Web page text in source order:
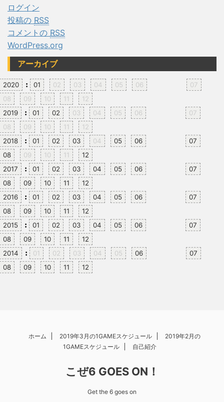
ログイン
投稿の RSS
コメントの RSS
WordPress.org
アーカイブ
2020 : 01 02 03 04 05 06
07
08
09 10 11
12
2019
: 01 02 03 04 05 06
07
08
09 10 11
12
2018
: 01 02 03 04 05 06
07
08
09 10 11
12
2017
: 01 02 03 04 05 06
07
08
09 10 11
12
2016
: 01 02 03 04 05 06
07
08
09 10 11
12
2015
: 01 02 03 04 05 06
07
08
09 10 11
12
2014
: 01 02 03 04 05 06
07
08
09 10 11 12
ホーム 2019年3月の1GAMEスケジュール
2019年2月の
1GAMEスケジュール
自己紹介
こぜ6 GOES ON！
Get the 6 goes on